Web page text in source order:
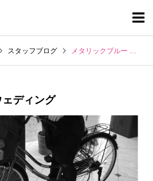

スタッフブログ メタリックブルー ウェディング
ディング